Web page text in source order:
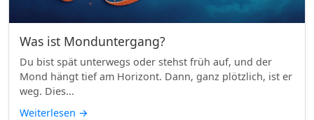
Was ist Monduntergang?
Du bist spät unterwegs oder stehst früh auf, und der
Mond hängt tief am Horizont. Dann, ganz plötzlich, ist er
weg. Dies...
Weiterlesen →